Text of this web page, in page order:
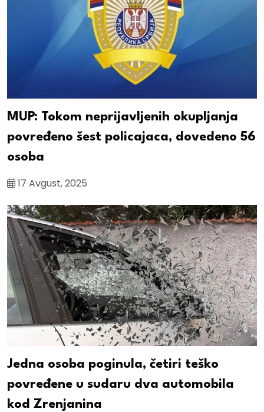
MUP: Tokom neprijavljenih okupljanja
povređeno šest policajaca, dovedeno 56
osoba
17 Avgust, 2025
Jedna osoba poginula, četiri teško
povređene u sudaru dva automobila
kod Zrenjanina